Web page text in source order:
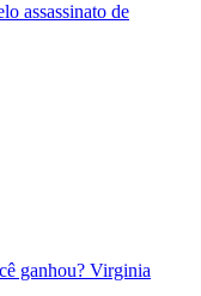
assassinato de
ganhou? Virginia